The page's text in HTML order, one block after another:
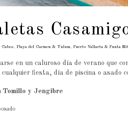
Cabos , Playa del Carmen & Tulum, Puerto Vallarta & Punta
en un caluroso día de verano que
fiesta, día de piscina o asado
Tomillo y Jengibre